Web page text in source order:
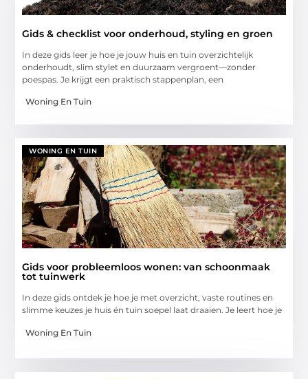
Gids & checklist voor onderhoud, styling en groen
In deze gids leer je hoe je jouw huis en tuin overzichtelijk
onderhoudt, slim stylet en duurzaam vergroent—zonder
poespas. Je krijgt een praktisch stappenplan, een
Woning En Tuin
WONING EN TUIN
Gids voor probleemloos wonen: van schoonmaak
tot tuinwerk
In deze gids ontdek je hoe je met overzicht, vaste routines en
slimme keuzes je huis én tuin soepel laat draaien. Je leert hoe je
Woning En Tuin